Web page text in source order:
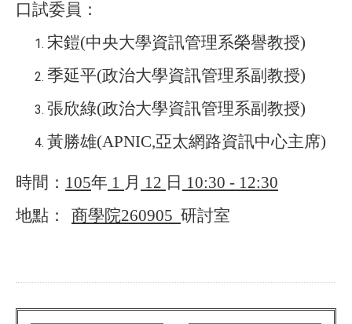
口試委員：
宋鎧(中央大學資訊管理系榮譽教授)
季延平(政治大學資訊管理系副教授)
張欣綠(政治大學資訊管理系副教授)
黃勝雄(APNIC,亞太網路資訊中心主席)
時間： 105年 1 月 12 日 10:30 - 12:30
地點：
商學院260905 研討室